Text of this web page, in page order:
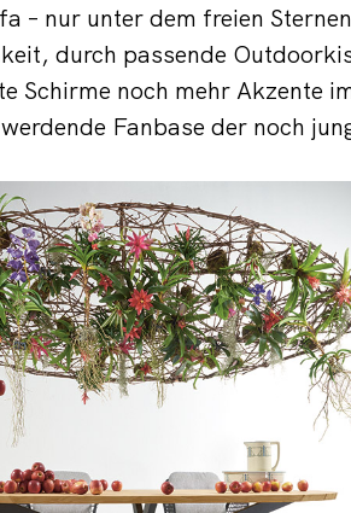
– nur unter dem freien
durch passende
Schirme noch mehr Akzente
Fanbase der noch